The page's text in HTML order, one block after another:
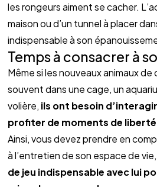
les rongeurs aiment se cacher.
maison ou d’un tunnel à placer
indispensable à son
Temps à consacrer à
Même si les nouveaux animaux
souvent dans une cage, un
volière, ils ont besoin
profiter de moments de liberté
Ainsi, vous devez prendre en
à l’entretien de son espace de vie,
de jeu indispensable avec lui